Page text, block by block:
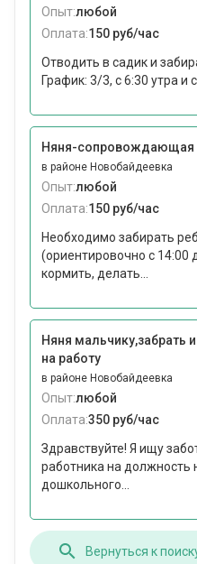
Опыт:любой
Оплата:150 руб/час
Отводить в садик и
График: 3/3, с 6:30 утра и
Няня-сопровождающая
в районе Новобайдеевка
Опыт:любой
Оплата:150 руб/час
Необходимо забирать
(ориентировочно с 14:00
кормить, делать...
Няня мальчику,забрать
на работу
в районе Новобайдеевка
Опыт:любой
Оплата:350 руб/час
Здравствуйте! Я ищу
работника на должность
дошкольного...
Вернуться к